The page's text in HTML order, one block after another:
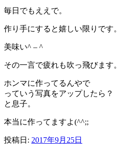
毎日でもええで。
作り手にすると嬉しい限りです。
美味い^ – ^
その一言で疲れも吹っ飛びます。
ホンマに作ってるんやで
っていう写真をアップしたら？
と息子。
本当に作ってますよ(^^;;
投稿日: 2017年9月25日